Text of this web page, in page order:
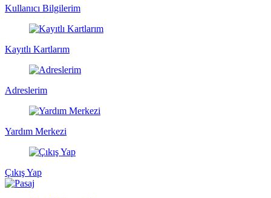
Kullanıcı Bilgilerim
Kayıtlı Kartlarım
Adreslerim
Yardım Merkezi
Çıkış Yap